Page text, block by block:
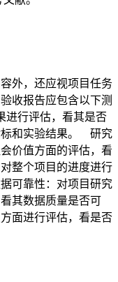
外，还应视项目任务
收报告应包含以下测
行评估，看其是否
标和实验结果。 研究
价值方面的评估，看
整个项目的进度进行
可靠性：对项目研究
其数据质量是否可
面进行评估，看是否